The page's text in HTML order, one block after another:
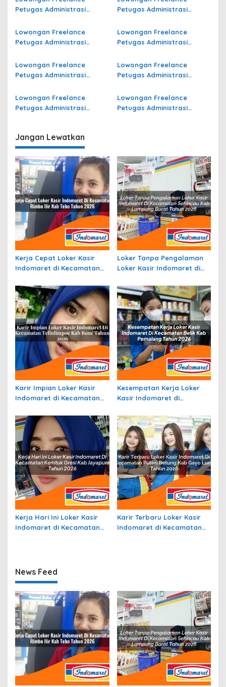
Petugas Administrasi
Raharja di Kota Banda
Aceh Terbaru
Petugas Administrasi
Raharja di Lombok Tengah
Terbaru
Lowongan Freelance
Petugas Administrasi
Raharja di Pangkajene
Kepulauan Terbaru
Lowongan Freelance
Petugas Administrasi
Semarang Terbaru
Lowongan Freelance
Petugas Administrasi
Penukal Abab Lematang Ilir
Terbaru
Lowongan Freelance
Petugas Administrasi
Raharja di Dogiyai Terbaru
Lowongan Freelance
Petugas Administrasi
Terbaru
Lowongan Freelance
Petugas Administrasi
Jangan Lewatkan
Kerja Cepat Loker Kasir
Indomaret di Kecamatan
2026
Loker Tanpa Pengalaman
Loker Kasir Indomaret di
Lampung Barat Tahun 2026
Karir Impian Loker Kasir
Indomaret di Kecamatan
Tahun 2026
Kesempatan Kerja Loker
Kasir Indomaret di
Pemalang Tahun 2026
Kerja Hari Ini Loker Kasir
Indomaret di Kecamatan
Karir Terbaru Loker Kasir
Indomaret di Kecamatan
News Feed